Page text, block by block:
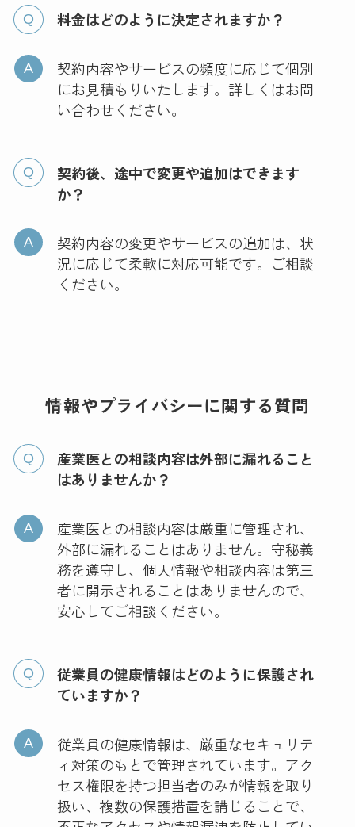
料金はどのように決定されますか？
契約内容やサービスの頻度に応じて個別
にお見積もりいたします。詳しくはお問
い合わせください。
契約後、途中で変更や追加はできます
か？
契約内容の変更やサービスの追加は、状
況に応じて柔軟に対応可能です。ご相談
ください。
情報やプライバシーに関する質問
産業医との相談内容は外部に漏れること
はありませんか？
産業医との相談内容は厳重に管理され、
外部に漏れることはありません。守秘義
務を遵守し、個人情報や相談内容は第三
者に開示されることはありませんので、
安心してご相談ください。
従業員の健康情報はどのように保護され
ていますか？
従業員の健康情報は、厳重なセキュリテ
ィ対策のもとで管理されています。アク
セス権限を持つ担当者のみが情報を取り
扱い、複数の保護措置を講じることで、